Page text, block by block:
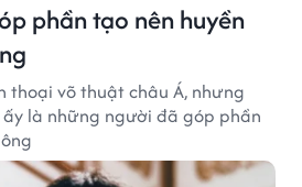
phần tạo nên huyền
thoại võ thuật châu Á, nhưng
là những người đã góp phần